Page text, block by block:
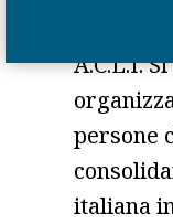
A.C.L.I.
persone
italiana